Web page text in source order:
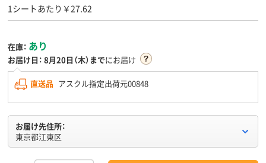
1シートあたり￥27.62
在庫： あり
お届け日： 8月20日（木）までにお届け
直送品 アスクル指定出荷元00848
お届け先住所：
東京都江東区